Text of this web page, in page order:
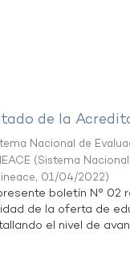
de la
Nacional de
(Sistema
, 01/04/2022)
boletín N° 02
de la oferta de
el nivel de